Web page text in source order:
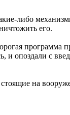
либо
его.
программа
и опоздали с
на